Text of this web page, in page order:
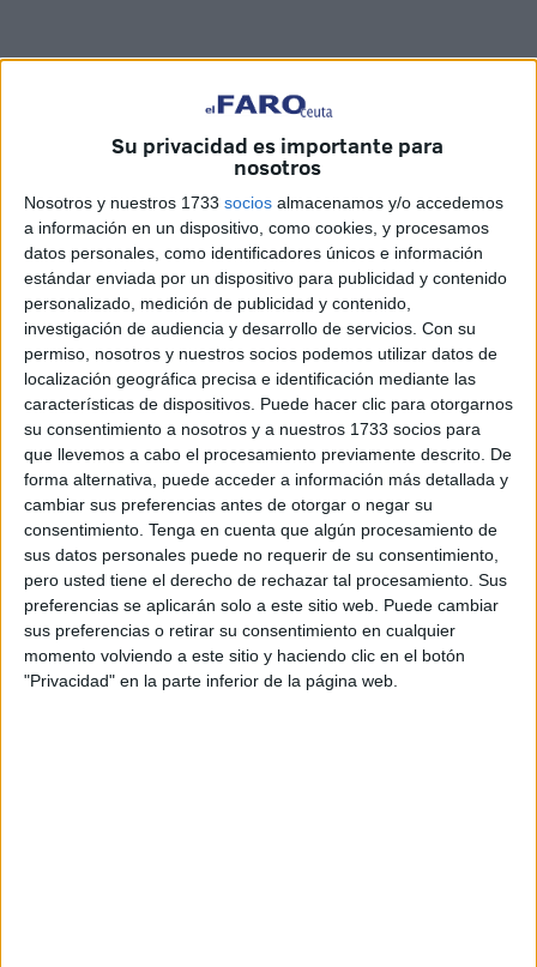
Su privacidad es importante para
nosotros
Nosotros y nuestros 1733 socios almacenamos y/o accedemos
a información en un dispositivo, como cookies, y procesamos
datos personales, como identificadores únicos e información
estándar enviada por un dispositivo para publicidad y contenido
personalizado, medición de publicidad y contenido,
investigación de audiencia y desarrollo de servicios. Con su
permiso, nosotros y nuestros socios podemos utilizar datos de
localización geográfica precisa e identificación mediante las
características de dispositivos. Puede hacer clic para otorgarnos
su consentimiento a nosotros y a nuestros 1733 socios para
que llevemos a cabo el procesamiento previamente descrito. De
forma alternativa, puede acceder a información más detallada y
cambiar sus preferencias antes de otorgar o negar su
consentimiento. Tenga en cuenta que algún procesamiento de
sus datos personales puede no requerir de su consentimiento,
pero usted tiene el derecho de rechazar tal procesamiento. Sus
preferencias se aplicarán solo a este sitio web. Puede cambiar
sus preferencias o retirar su consentimiento en cualquier
momento volviendo a este sitio y haciendo clic en el botón
"Privacidad" en la parte inferior de la página web.
Agentes del Servicio Marítimo de laGuardia Civilhan
detenido a un vecino de Ceuta con 9inmigrantesa bordo
de unaembarcacióncon la que se dirigía a las costas
peninsulares. El detenido ha sido sorprendido en plena
comisión de un delito contra los derechos de los
ciudadanos extranjeros procediéndose a su arresto así
como al decomiso de la recreativa usada para el pase.
La intervención ha tenido lugar en torno a las tres de esta
tarde cuando la Benemérita ha detectado en mitad del
canal el tránsito de una embarcación sospechosa. De
inmediato se ha dado aviso a la Unidad Marítima del
Cuerpo para que abortara la travesía comprobándose que
se estaba ejecutando un pase clandestino de inmigrantes.
El patrón, español, ha sido detenido y los 9 inmigrantes
magrebíes que iban a protagonizar este traslado
identificados. Todos son en principio naturales de